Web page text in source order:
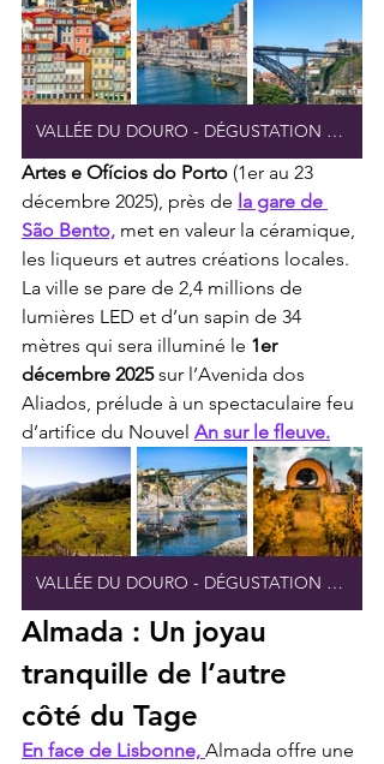
VALLÉE DU DOURO - DÉGUSTATION EXCLUSIVE DE VINS
Artes e Ofícios do Porto (1er au 23
décembre 2025), près de la gare de
São Bento, met en valeur la céramique,
les liqueurs et autres créations locales.
La ville se pare de 2,4 millions de
lumières LED et d’un sapin de 34
mètres qui sera illuminé le 1er
décembre 2025 sur l’Avenida dos
Aliados, prélude à un spectaculaire feu
d’artifice du Nouvel An sur le fleuve.
VALLÉE DU DOURO - DÉGUSTATION EXCLUSIVE DE VINS
Almada : Un joyau
tranquille de l’autre
côté du Tage
En face de Lisbonne, Almada offre une